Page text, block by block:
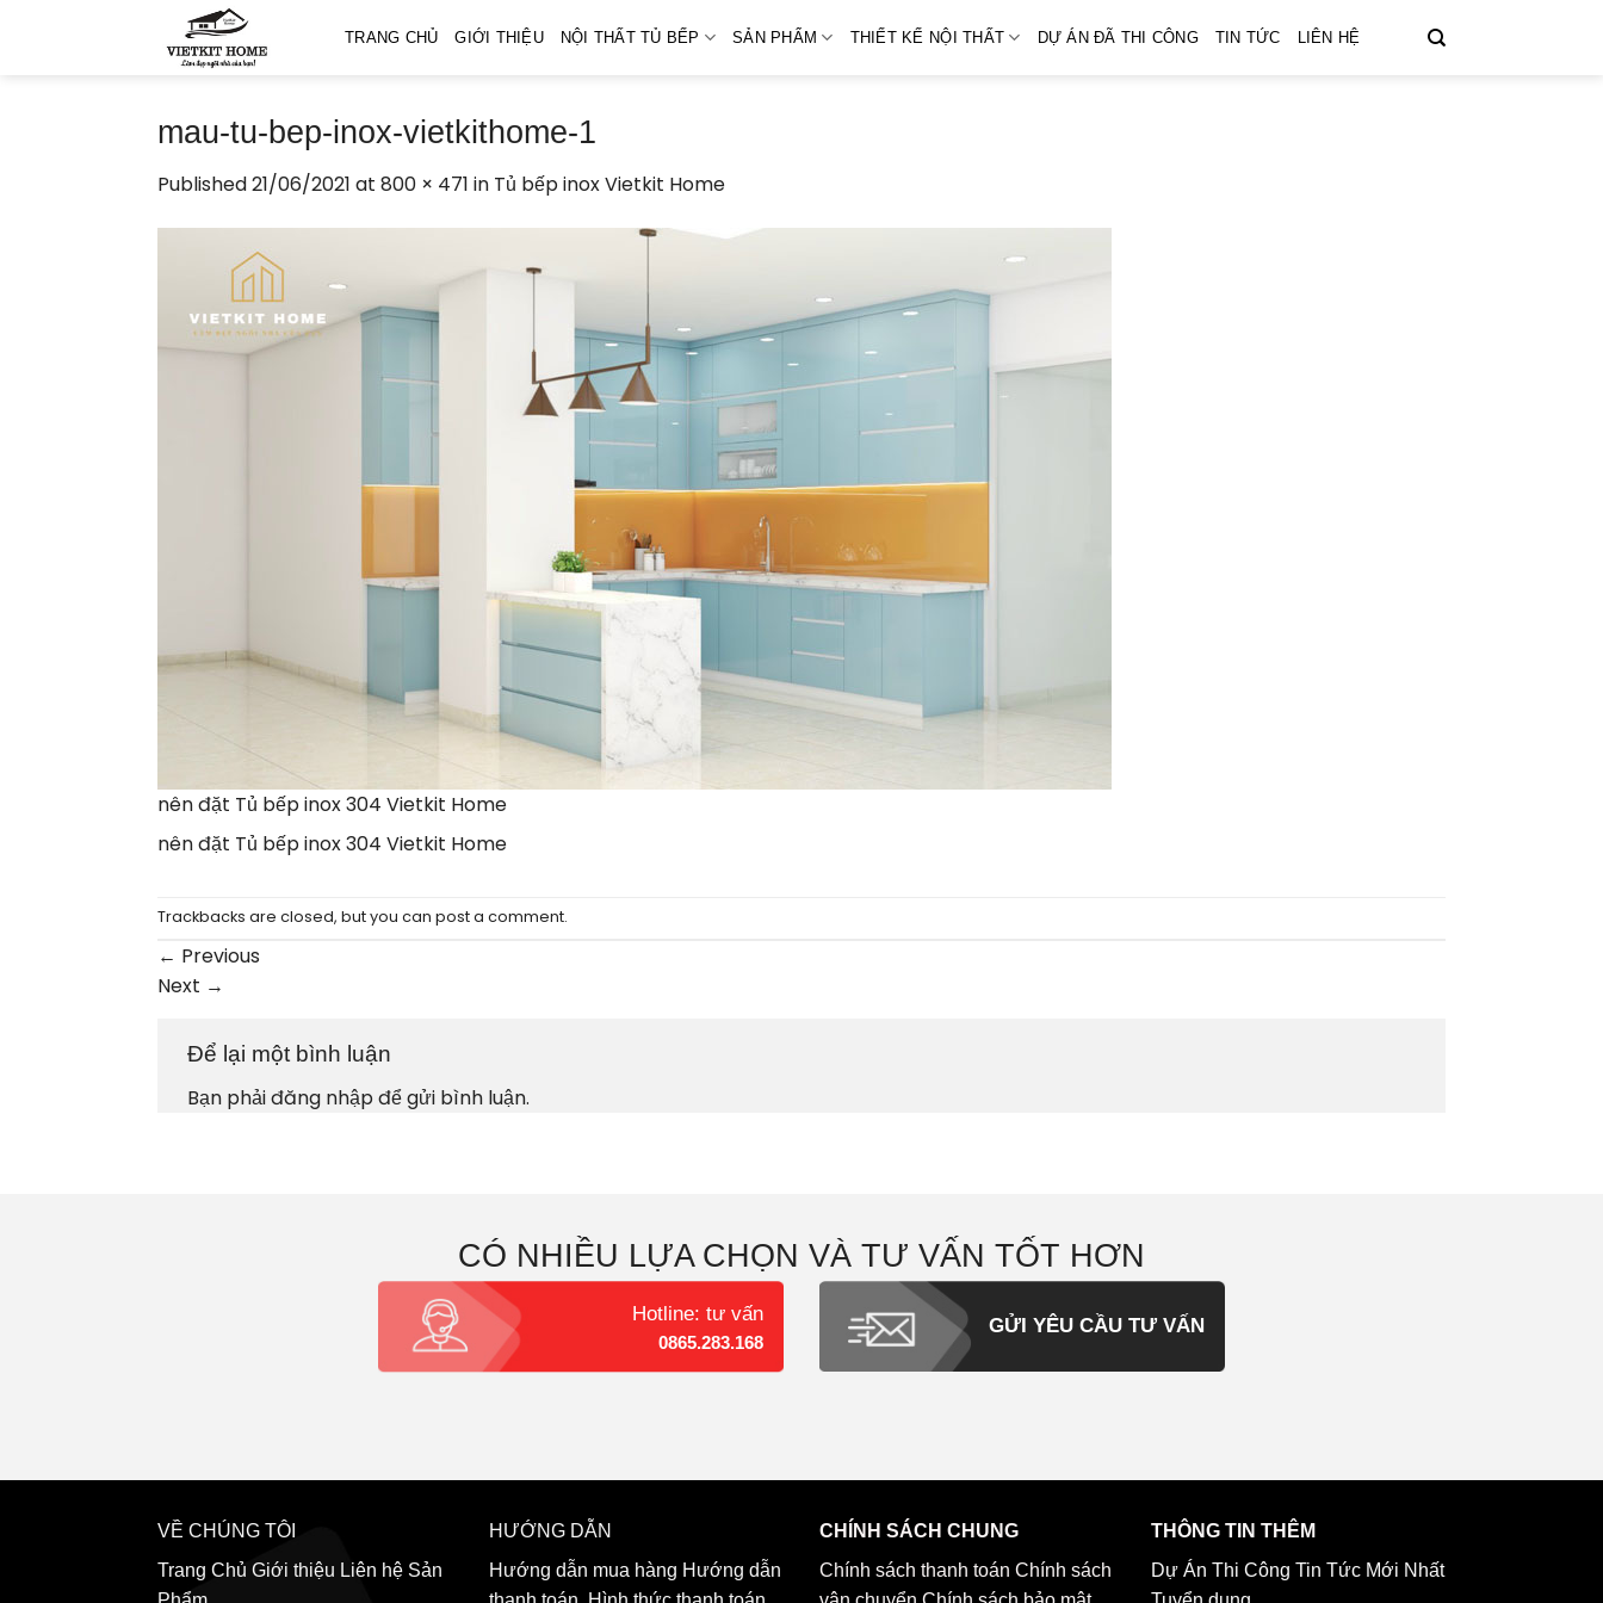
TRANG CHỦ GIỚI THIỆU NỘI THẤT TỦ BẾP SẢN PHẨM THIẾT KẾ NỘI THẤT DỰ ÁN ĐÃ THI CÔNG TIN TỨC LIÊN HỆ
mau-tu-bep-inox-vietkithome-1
Published21/06/2021 at 800 × 471 in Tủ bếp inox Vietkit Home
nên đặt Tủ bếp inox 304 Vietkit Home
nên đặt Tủ bếp inox 304 Vietkit Home
Trackbacks are closed, but you can post a comment.
← Previous
Next →
Để lại một bình luận
Bạn phảiđăng nhậpđể gửi bình luận.
CÓ NHIỀU LỰA CHỌN VÀ TƯ VẤN TỐT HƠN
Hotline: tư vấn
0865.283.168
GỬI YÊU CẦU TƯ VẤN
VỀ CHÚNG TÔI
Trang Chủ Giới thiệu Liên hệ Sản
HƯỚNG DẪN
Hướng dẫn mua hàng Hướng dẫn
CHÍNH SÁCH CHUNG
Chính sách thanh toán Chính sách
THÔNG TIN THÊM
Dự Án Thi Công Tin Tức Mới Nhất